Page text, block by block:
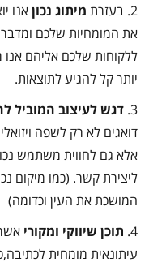
2. בעזרת
מיתוג נכוןאנו
את המומחיות שלכם
ללקוחות שלכם אליהם אנו
יותר קל להגיע לתוצאות.
3. דגש לעיצוב המוביל
דואגים לא רק לשפה
אלא גם לחווית משתמש
ליצירת קשר. (כמו מיקום
המושכת את העין וכדומה)
4. תוכן שיווקי ומקורי
עיתונאית מומחית